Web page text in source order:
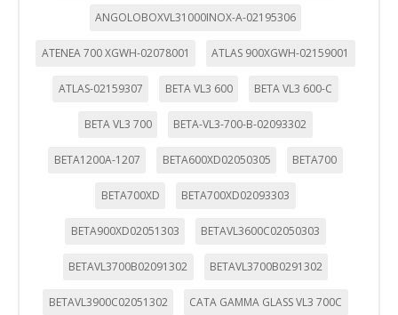
ANGOLOBOXVL31000INOX-A-02195306
ATENEA 700 XGWH-02078001 ATLAS 900XGWH-02159001
ATLAS-02159307 BETA VL3 600 BETA VL3 600-C
BETA VL3 700 BETA-VL3-700-B-02093302
BETA1200A-1207 BETA600XD02050305 BETA700
BETA700XD BETA700XD02093303
BETA900XD02051303 BETAVL3600C02050303
BETAVL3700B02091302 BETAVL3700B0291302
BETAVL3900C02051302 CATA GAMMA GLASS VL3 700C